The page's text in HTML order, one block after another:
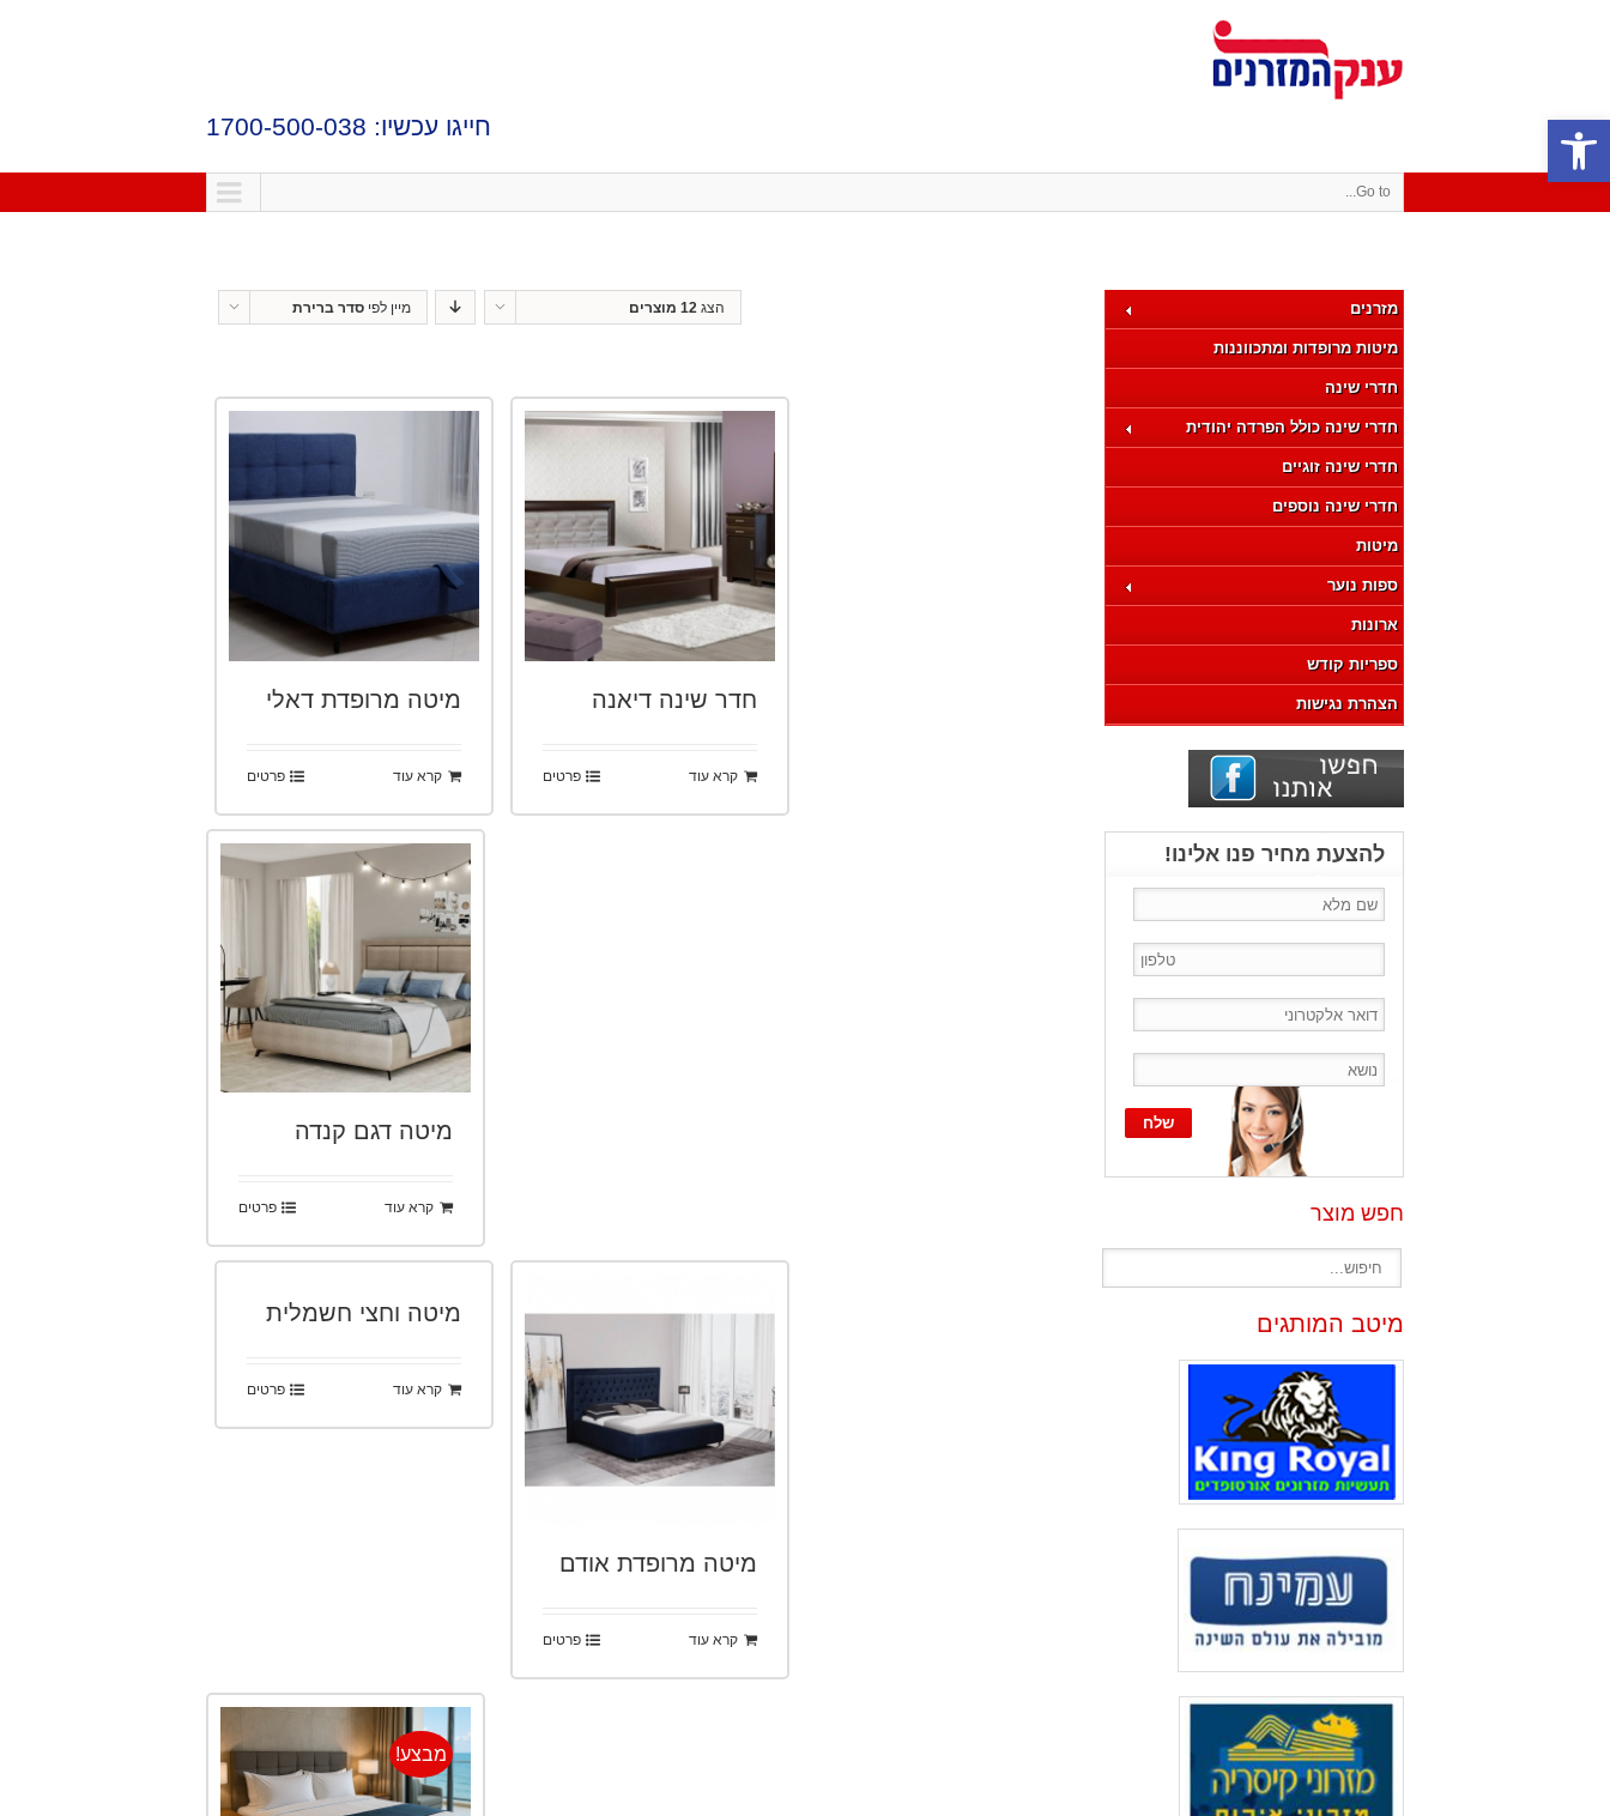
פתח סרגל נגישות חייגו עכשיו: 1700-500-038
Go to...
מיין לפי סדר ברירת הצג 12 מוצרים
מיטה מרופדת דאלי
קרא עוד פרטים
חדר שינה דיאנה
קרא עוד פרטים
מיטה דגם קנדה
קרא עוד פרטים
מיטה וחצי חשמלית
קרא עוד פרטים
מיטה מרופדת אודם
קרא עוד פרטים
מבצע!
מזרנים
מיטות מרופדות ומתכווננות
חדרי שינה
חדרי שינה כולל הפרדה יהודית
חדרי שינה זוגיים
חדרי שינה נוספים
מיטות
ספות נוער
ארונות
ספריות קודש
הצהרת נגישות
להצעת מחיר פנו אלינו!
חפש מוצר
מיטב המותגים